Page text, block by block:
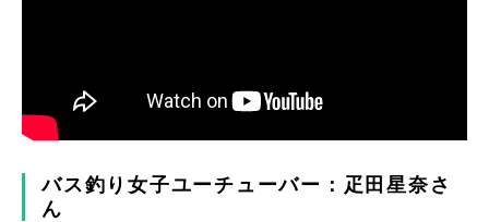
バス釣り女子ユーチューバー：疋田星奈さ
ん